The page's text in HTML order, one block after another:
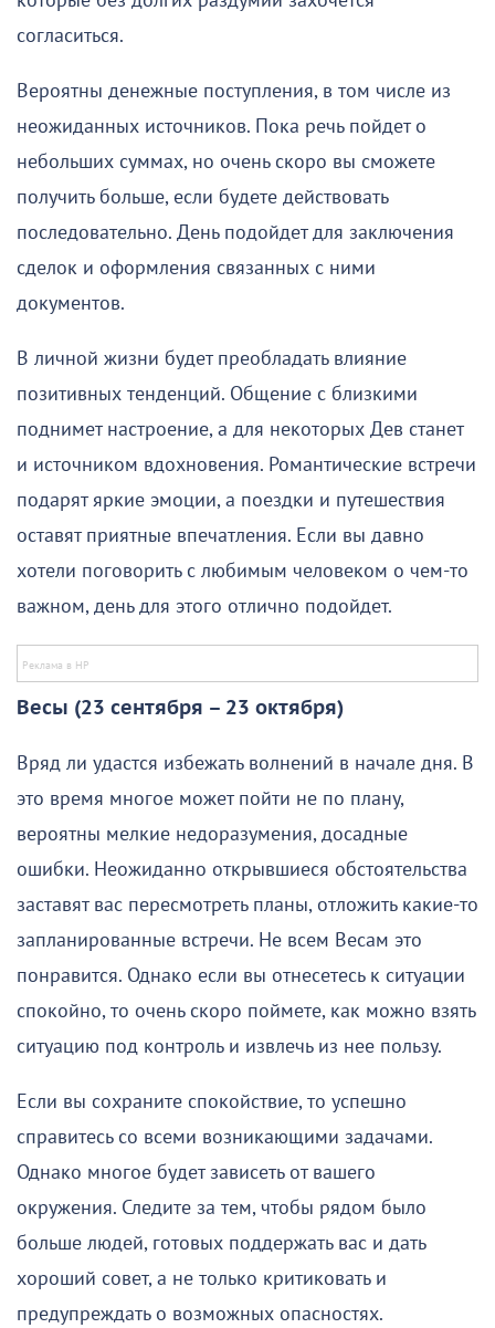
согласиться.
Вероятны денежные поступления, в том числе из
неожиданных источников. Пока речь пойдет о
небольших суммах, но очень скоро вы сможете
получить больше, если будете действовать
последовательно. День подойдет для заключения
сделок и оформления связанных с ними
документов.
В личной жизни будет преобладать влияние
позитивных тенденций. Общение с близкими
поднимет настроение, а для некоторых Дев станет
и источником вдохновения. Романтические встречи
подарят яркие эмоции, а поездки и путешествия
оставят приятные впечатления. Если вы давно
хотели поговорить с любимым человеком о чем-то
важном, день для этого отлично подойдет.
Весы (23 сентября – 23 октября)
Вряд ли удастся избежать волнений в начале дня. В
это время многое может пойти не по плану,
вероятны мелкие недоразумения, досадные
ошибки. Неожиданно открывшиеся обстоятельства
заставят вас пересмотреть планы, отложить какие-то
запланированные встречи. Не всем Весам это
понравится. Однако если вы отнесетесь к ситуации
спокойно, то очень скоро поймете, как можно взять
ситуацию под контроль и извлечь из нее пользу.
Если вы сохраните спокойствие, то успешно
справитесь со всеми возникающими задачами.
Однако многое будет зависеть от вашего
окружения. Следите за тем, чтобы рядом было
больше людей, готовых поддержать вас и дать
хороший совет, а не только критиковать и
предупреждать о возможных опасностях.